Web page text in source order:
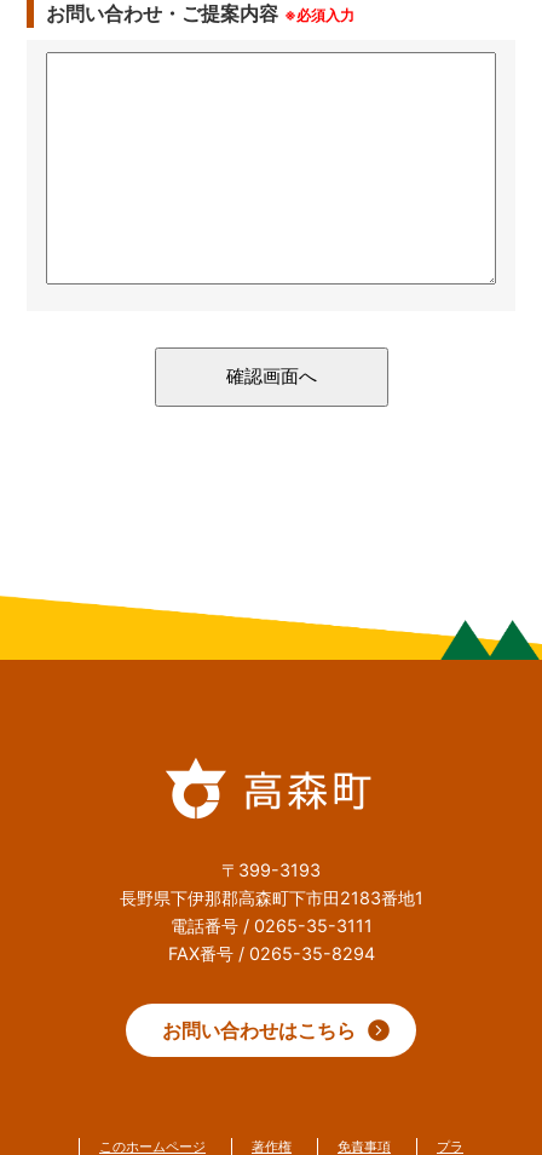
お問い合わせ・ご提案内容 ※必須入力
〒399-3193
長野県下伊那郡高森町下市田2183番地1
電話番号 / 0265-35-3111
FAX番号 / 0265-35-8294
お問い合わせはこちら
このホームページ 著作権 免責事項 プラ